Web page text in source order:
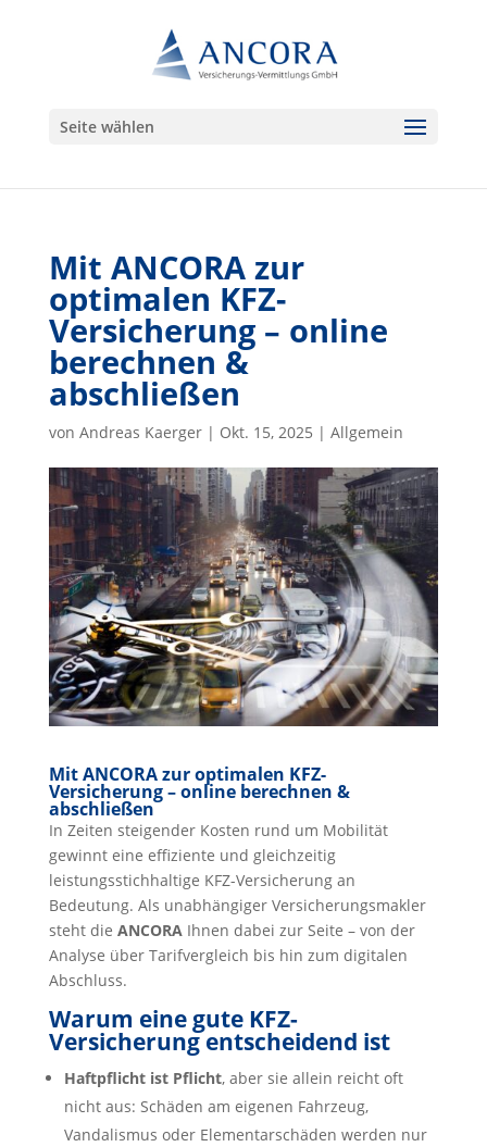
Seite wählen
Mit ANCORA zur
optimalen KFZ-
Versicherung – online
berechnen &
abschließen
von Andreas Kaerger| Okt. 15, 2025 | Allgemein
Mit ANCORA zur optimalen KFZ-
Versicherung – online berechnen &
abschließen
In Zeiten steigender Kosten rund um Mobilität
gewinnt eine effiziente und gleichzeitig
leistungsstichhaltige KFZ-Versicherung an
Bedeutung. Als unabhängiger Versicherungsmakler
steht die ANCORA Ihnen dabei zur Seite – von der
Analyse über Tarifvergleich bis hin zum digitalen
Abschluss.
Warum eine gute KFZ-
Versicherung entscheidend ist
Haftpflicht ist Pflicht, aber sie allein reicht oft
nicht aus: Schäden am eigenen Fahrzeug,
Vandalismus oder Elementarschäden werden nur